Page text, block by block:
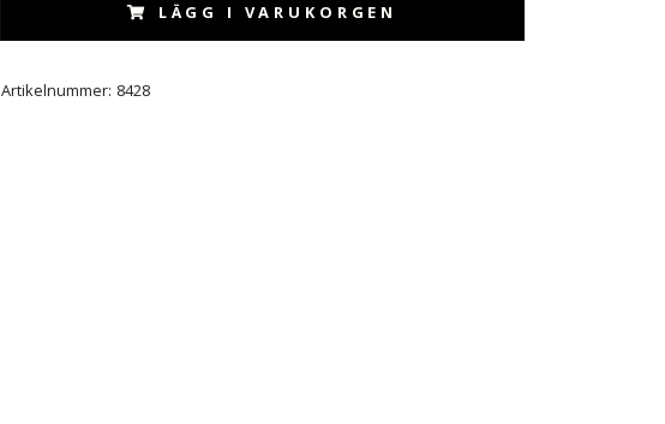
LÄGG I VARUKORGEN
Artikelnummer: 8428